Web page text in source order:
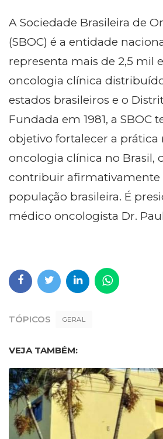
A Sociedade Brasileira de
(SBOC) é a entidade
representa mais de 2,5 mil
oncologia clínica
estados brasileiros e o
Fundada em 1981, a SBOC
objetivo fortalecer a prática
oncologia clínica no Brasil,
contribuir afirmativamente
população brasileira. É
médico oncologista Dr.
TÓPICOS GERAL
VEJA TAMBÉM: